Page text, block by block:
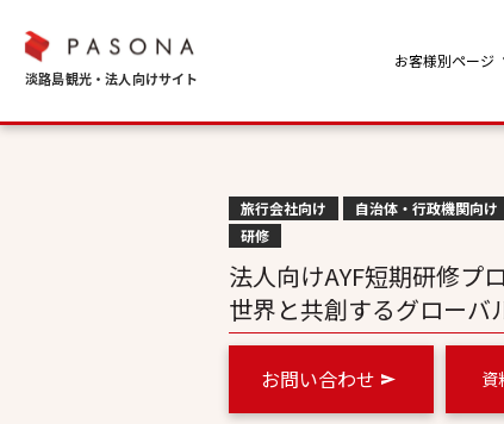
お客様別ページ
旅行会社向け 自治体・行政機関向け
研修
法人向けAYF短期研修プ
世界と共創するグローバ
お問い合わせ 資